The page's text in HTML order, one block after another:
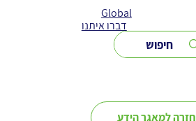
Global
דברו איתנו
חזרה למאגר הידע